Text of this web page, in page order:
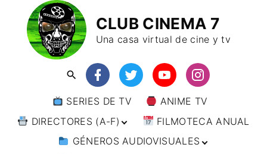
CLUB CINEMA 7
Una casa virtual de cine y tv
SERIES DE TV
ANIME TV
DIRECTORES (A-F)
DIRECTORES (F-L)
FILMOTECA ANUAL
GÉNEROS AUDIOVISUALES